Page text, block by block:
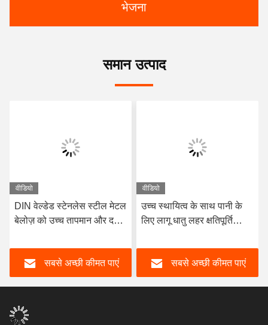
भेजना
समान उत्पाद
वीडियो
DIN वेल्डेड स्टेनलेस स्टील मेटल
बेलोज़ को उच्च तापमान और दबाव
किया गया है, जो पाइपलाइन की
अखंडता और प्रदर्शन सुनिश्चित
करता है
सबसे अच्छी कीमत पाएं
वीडियो
उच्च स्थायित्व के साथ पानी के
लिए लागू धातु लहर क्षतिपूर्ति
सबसे अच्छी कीमत पाएं